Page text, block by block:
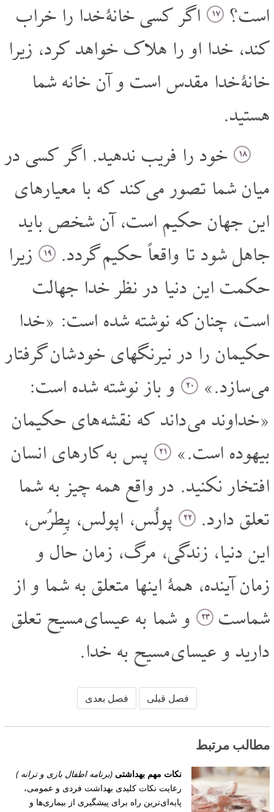
است؟
۱۷ اگر کسی خانۀ خدا را خراب
کند، خدا او را هلاک خواهد کرد، زیرا
خانۀ خدا مقدس است و آن خانه شما
هستید.
۱۸ خود را فریب ندهید. اگر کسی در
میان شما تصور می کند که با معیارهای
این جهان حکیم است، آن شخص باید
جاهل شود تا واقعاً حکیم گردد.
۱۹ زیرا
حکمت این دنیا در نظر خدا جهالت
است، چنان که نوشته شده است: «خدا
حکیمان را در نیرنگهای خود شان گرفتار
می سازد.»
۲۰ و باز نوشته شده است:
«خداوند می داند که نقشه های حکیمان
بیهوده است.»
۲۱ پس به کارهای انسان
افتخار نکنید. در واقع همه چیز به شما
تعلق دارد.
۲۲ پولُس، اپولس، پِطرُس،
این دنیا، زندگی، مرگ، زمان حال و
زمان آینده، همۀ اینها متعلق به شما و از
شماست
۲۳ و شما به عیسای مسیح تعلق
دارید و عیسای مسیح به خدا.
فصل قبلی فصل بعدی
مطالب مرتبط
نکات مهم بهداشتی (برنامه اطفال بازى و ترانه )
رعایت نکات کلیدی بهداشت فردی و عمومی،
پایه‌ای‌ترین راه برای پیشگیری از بیماری‌ها و